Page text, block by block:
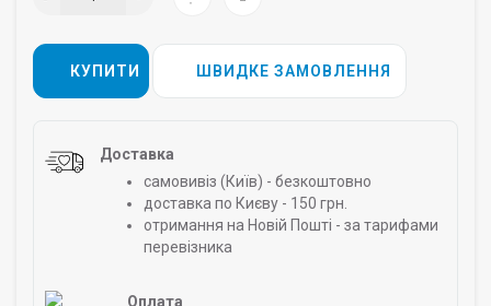
КУПИТИ ШВИДКЕ ЗАМОВЛЕННЯ
Доставка
самовивіз (Київ) - безкоштовно
доставка по Києву - 150 грн.
отримання на Новій Пошті - за тарифами
перевізника
Оплата